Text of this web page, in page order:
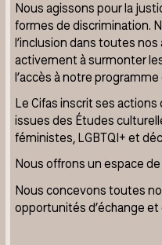
Nous agissons pour la
formes de discrimination.
l’inclusion dans toutes
activement à surmonter
l’accès à notre
Le Cifas inscrit ses
issues des Études
féministes, LGBTQI+ et
Nous offrons un espace
Nous concevons toutes
opportunités d’échange